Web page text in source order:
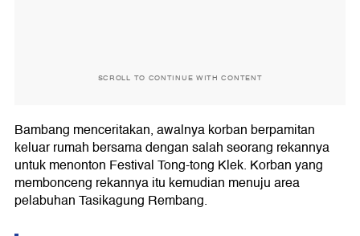
SCROLL TO CONTINUE WITH CONTENT
Bambang menceritakan, awalnya korban berpamitan
keluar rumah bersama dengan salah seorang rekannya
untuk menonton Festival Tong-tong Klek. Korban yang
membonceng rekannya itu kemudian menuju area
pelabuhan Tasikagung Rembang.